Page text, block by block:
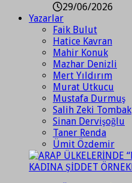
29/06/2026
Yazarlar
Faik Bulut
Hatice Kavran
Mahir Konuk
Mazhar Denizli
Mert Yıldırım
Murat Utkucu
Mustafa Durmuş
Salih Zeki Tombak
Sinan Dervişoğlu
Taner Renda
Ümit Özdemir